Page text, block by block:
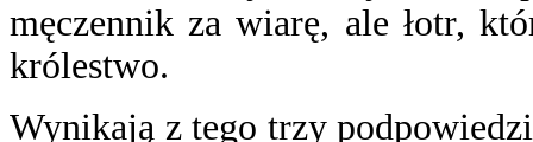
męczennik za wiarę, ale łotr,
królestwo.
Wynikają z tego trzy